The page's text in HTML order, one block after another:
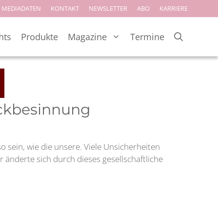
MEDIADATEN KONTAKT NEWSLETTER ABO KARRIERE
Produkte Magazine Termine
wie die unsere. Viele Unsicherheiten
änderte sich durch dieses gesellschaftliche